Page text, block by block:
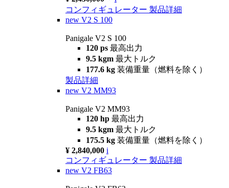
コンフィギュレーター 製品詳細
new V2 S 100
Panigale V2 S 100
120 ps 最高出力
9.5 kgm 最大トルク
177.6 kg 装備重量（燃料を除く）
製品詳細
new V2 MM93
Panigale V2 MM93
120 hp 最高出力
9.5 kgm 最大トルク
175.5 kg 装備重量（燃料を除く）
¥ 2,840,000 i
コンフィギュレーター 製品詳細
new V2 FB63